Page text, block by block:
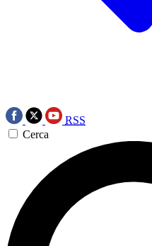
RSS
Cerca